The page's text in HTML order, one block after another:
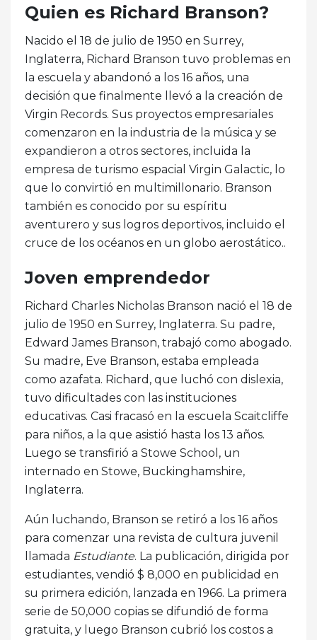
Quien es Richard Branson?
Nacido el 18 de julio de 1950 en Surrey,
Inglaterra, Richard Branson tuvo problemas en
la escuela y abandonó a los 16 años, una
decisión que finalmente llevó a la creación de
Virgin Records. Sus proyectos empresariales
comenzaron en la industria de la música y se
expandieron a otros sectores, incluida la
empresa de turismo espacial Virgin Galactic, lo
que lo convirtió en multimillonario. Branson
también es conocido por su espíritu
aventurero y sus logros deportivos, incluido el
cruce de los océanos en un globo aerostático..
Joven emprendedor
Richard Charles Nicholas Branson nació el 18 de
julio de 1950 en Surrey, Inglaterra. Su padre,
Edward James Branson, trabajó como abogado.
Su madre, Eve Branson, estaba empleada
como azafata. Richard, que luchó con dislexia,
tuvo dificultades con las instituciones
educativas. Casi fracasó en la escuela Scaitcliffe
para niños, a la que asistió hasta los 13 años.
Luego se transfirió a Stowe School, un
internado en Stowe, Buckinghamshire,
Inglaterra.
Aún luchando, Branson se retiró a los 16 años
para comenzar una revista de cultura juvenil
llamada Estudiante. La publicación, dirigida por
estudiantes, vendió $ 8,000 en publicidad en
su primera edición, lanzada en 1966. La primera
serie de 50,000 copias se difundió de forma
gratuita, y luego Branson cubrió los costos a